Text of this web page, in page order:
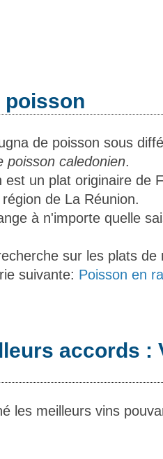
poisson
de poisson sous
poisson caledonien.
est un plat originaire de
de La Réunion.
à n'importe quelle
sur les plats
suivante: Poisson en
accords :
les meilleurs vins